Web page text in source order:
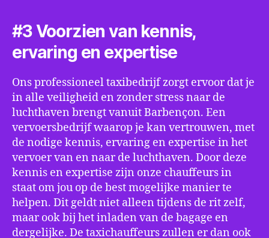
#3 Voorzien van kennis,
ervaring en expertise
Ons professioneel taxibedrijf zorgt ervoor dat je
in alle veiligheid en zonder stress naar de
luchthaven brengt vanuit Barbençon. Een
vervoersbedrijf waarop je kan vertrouwen, met
de nodige kennis, ervaring en expertise in het
vervoer van en naar de luchthaven. Door deze
kennis en expertise zijn onze chauffeurs in
staat om jou op de best mogelijke manier te
helpen. Dit geldt niet alleen tijdens de rit zelf,
maar ook bij het inladen van de bagage en
dergelijke. De taxichauffeurs zullen er dan ook